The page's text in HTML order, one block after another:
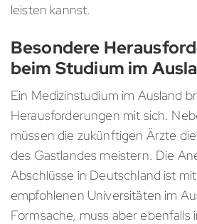
leisten kannst.
Besondere
beim Studium im
Ein Medizinstudium im Ausland
Herausforderungen mit sich.
müssen die zukünftigen Ärzte
des Gastlandes meistern. Die
Abschlüsse in Deutschland ist
empfohlenen Universitäten im
Formsache, muss aber ebenfalls